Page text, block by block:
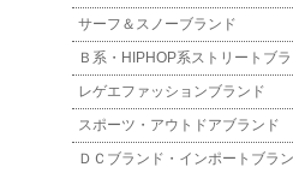
サーフ＆スノーブランド
Ｂ系・HIPHOP系ストリートブ
レゲエファッションブランド
スポーツ・アウトドアブランド
ＤＣブランド・インポートブラ